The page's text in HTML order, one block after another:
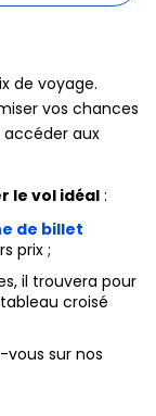
de voyage.
vos chances
accéder aux
le vol idéal:
de billet
prix ;
il trouvera pour
croisé
vous sur nos